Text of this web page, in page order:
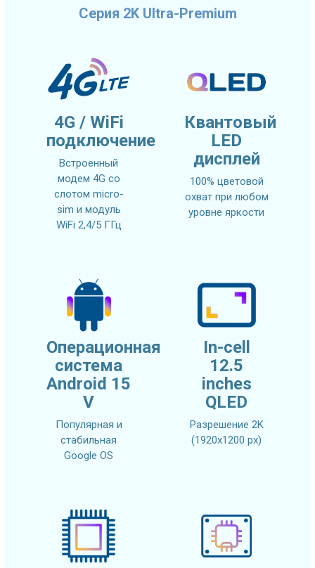
Серия 2K Ultra-Premium
4G / WiFi
подключение
Встроенный
модем 4G со
слотом micro-
sim и модуль
WiFi 2,4/5 ГГц
Квантовый
LED
дисплей
100% цветовой
охват при любом
уровне яркости
Операционная
система
Android 15
V
Популярная и
стабильная
Google OS
In-cell
12.5
inches
QLED
Разрешение 2K
(1920x1200 px)